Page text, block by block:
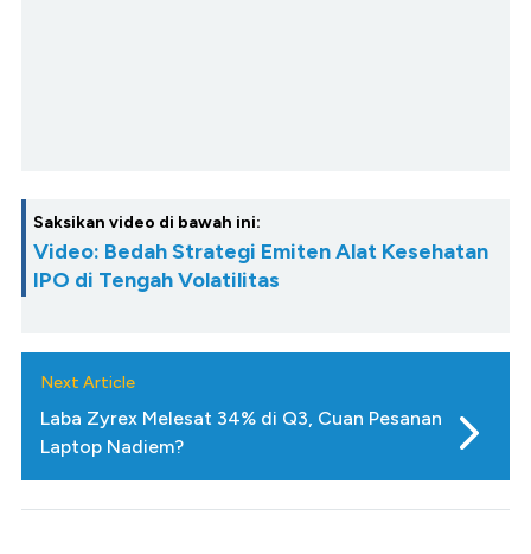
Saksikan video di bawah ini:
Video: Bedah Strategi Emiten Alat Kesehatan
IPO di Tengah Volatilitas
Next Article
Laba Zyrex Melesat 34% di Q3, Cuan Pesanan
Laptop Nadiem?